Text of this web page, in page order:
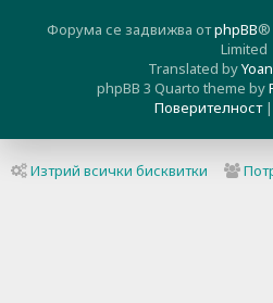
Форума се задвижва отphpBB®
Limited
Translated by
phpBB 3 Quarto theme by
Поверителност|
Изтрий всички бисквитки